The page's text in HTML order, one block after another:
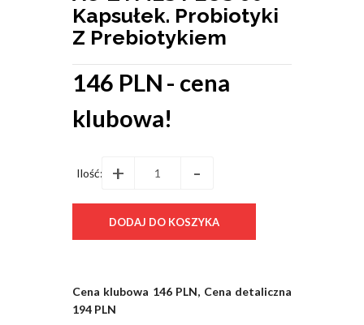
Kapsułek. Probiotyki
Z Prebiotykiem
146 PLN - cena
klubowa!
Ilość: + -
Cena klubowa 146 PLN, Cena detaliczna
194 PLN